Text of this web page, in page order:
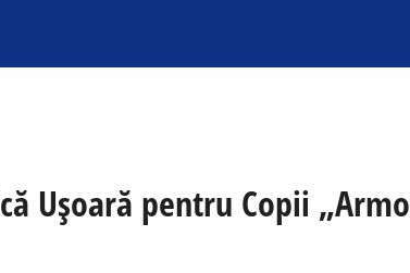
Uşoară pentru Copii